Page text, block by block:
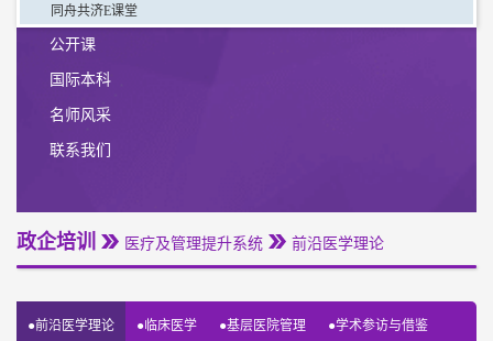
同舟共济E课堂
公开课
国际本科
名师风采
联系我们
政企培训 医疗及管理提升系统 前沿医学理论
●前沿医学理论 ●临床医学 ●基层医院管理 ●学术参访与借鉴